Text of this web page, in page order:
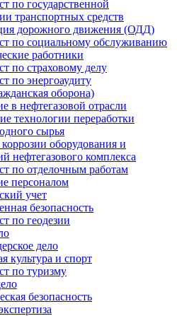
по государственной
транспортных средств
дорожного движения (ОДД)
по социальному обслуживанию
работники
по страховому делу
по энергоаудиту
оборона)
в нефтегазовой отрасли
технологии переработки
сырья
оборудования и
нефтегазового комплекса
по отделочным работам
персоналом
учет
безопасность
по геодезии
дело
культура и спорт
по туризму
безопасность